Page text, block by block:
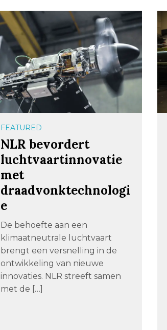
FEATURED
NLR bevordert
luchtvaartinnovatie
met
draadvonktechnologi
e
De behoefte aan een
klimaatneutrale luchtvaart
brengt een versnelling in de
ontwikkeling van nieuwe
innovaties. NLR streeft samen
met de […]